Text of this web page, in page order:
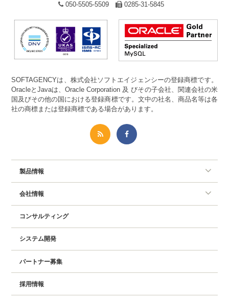
050-5505-5509
0285-31-5845
SOFTAGENCYは、株式会社ソフトエイジェンシーの登録商標です。
OracleとJavaは、Oracle Corporation 及 びその子会社、関連会社の米
国及びその他の国における登録商標です。文中の社名、商品名等は各
社の商標または登録商標である場合があります。
製品情報
会社情報
コンサルティング
システム開発
パートナー募集
採用情報